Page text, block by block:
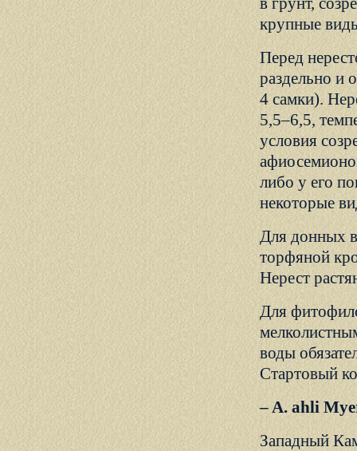
крупные
Перед
раздельно и
4 самки).
5,5–6,5,
условия
либо у его
некоторые
Для донных
торфяной
Нерест
Для
воды
Стартовый
– A. ahli
Западный